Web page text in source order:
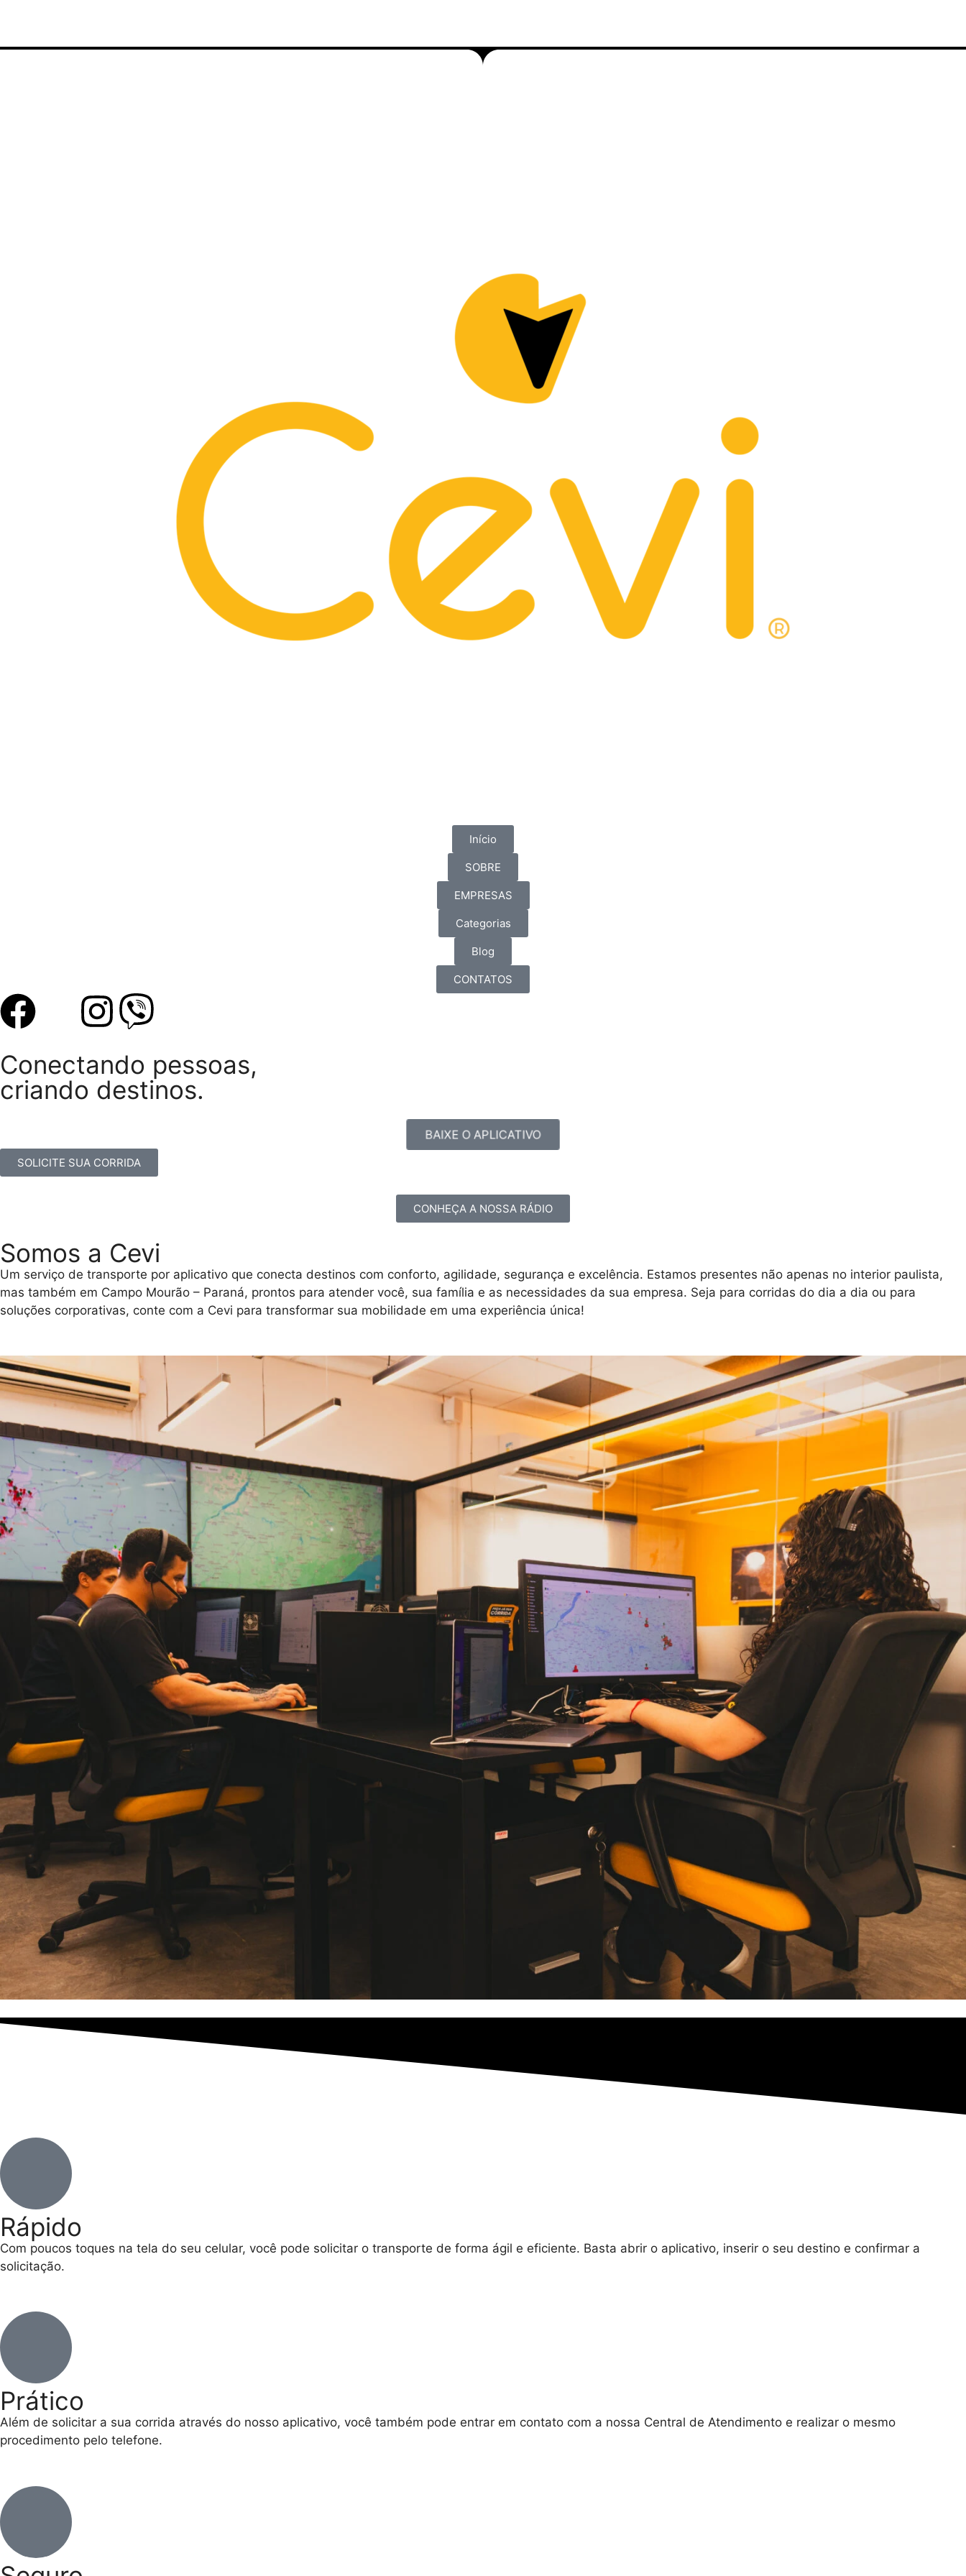
Início
SOBRE
EMPRESAS
Categorias
Blog
CONTATOS
Conectando pessoas,
criando destinos.
BAIXE O APLICATIVO
SOLICITE SUA CORRIDA
CONHEÇA A NOSSA RÁDIO
Somos a Cevi
Um serviço de transporte por aplicativo que conecta destinos com conforto, agilidade, segurança e excelência. Estamos presentes não apenas no interior paulista,
mas também em Campo Mourão – Paraná, prontos para atender você, sua família e as necessidades da sua empresa. Seja para corridas do dia a dia ou para
soluções corporativas, conte com a Cevi para transformar sua mobilidade em uma experiência única!
Rápido
Com poucos toques na tela do seu celular, você pode solicitar o transporte de forma ágil e eficiente. Basta abrir o aplicativo, inserir o seu destino e confirmar a
solicitação.
Prático
Além de solicitar a sua corrida através do nosso aplicativo, você também pode entrar em contato com a nossa Central de Atendimento e realizar o mesmo
procedimento pelo telefone.